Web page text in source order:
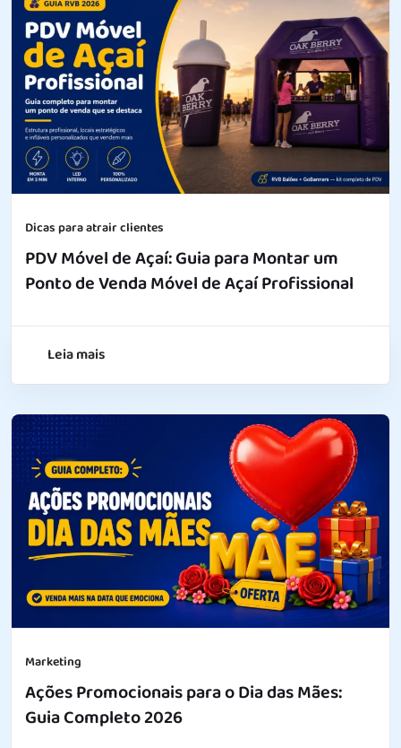
Dicas para atrair clientes
PDV Móvel de Açaí: Guia para Montar um
Ponto de Venda Móvel de Açaí Profissional
Leia mais
Marketing
Ações Promocionais para o Dia das Mães:
Guia Completo 2026